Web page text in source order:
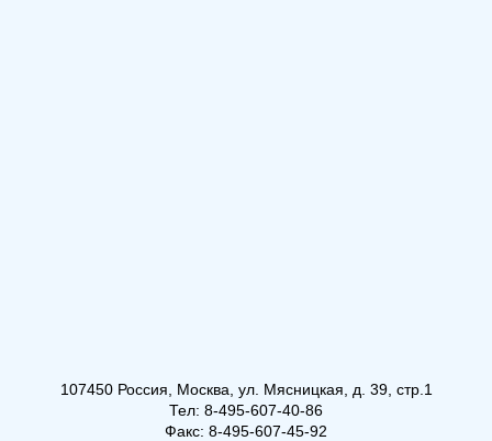
107450 Россия, Москва, ул. Мясницкая, д. 39, стр.1
Тел: 8-495-607-40-86
Факс: 8-495-607-45-92